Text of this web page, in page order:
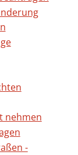
nehmen
-